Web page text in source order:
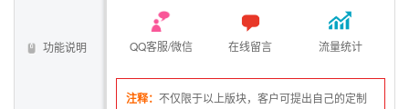
功能说明 QQ客服/微信 在线留言 流量统计
注释： 不仅限于以上版块，客户可提出自己的定制